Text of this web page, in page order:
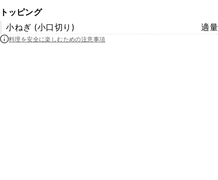
トッピング
小ねぎ (小口切り)
適量
料理を安全に楽しむための注意事項